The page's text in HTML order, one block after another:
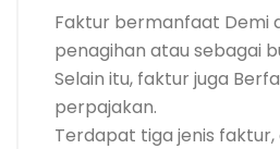
Faktur bermanfaat Demi
penagihan atau sebagai
Selain itu, faktur juga
perpajakan.
Terdapat tiga jenis